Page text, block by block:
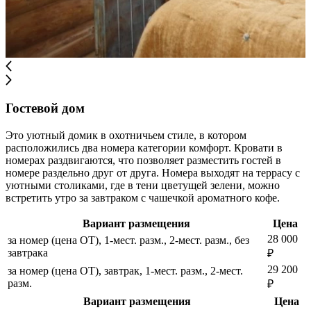
Гостевой дом
Это уютный домик в охотничьем стиле, в котором
расположились два номера категории комфорт. Кровати в
номерах раздвигаются, что позволяет разместить гостей в
номере раздельно друг от друга. Номера выходят на террасу с
уютными столиками, где в тени цветущей зелени, можно
встретить утро за завтраком с чашечкой ароматного кофе.
Вариант размещения
Цена
за номер (цена ОТ), 1-мест. разм., 2-мест. разм., без
завтрака
28 000
₽
за номер (цена ОТ), завтрак, 1-мест. разм., 2-мест.
разм.
29 200
₽
Вариант размещения
Цена